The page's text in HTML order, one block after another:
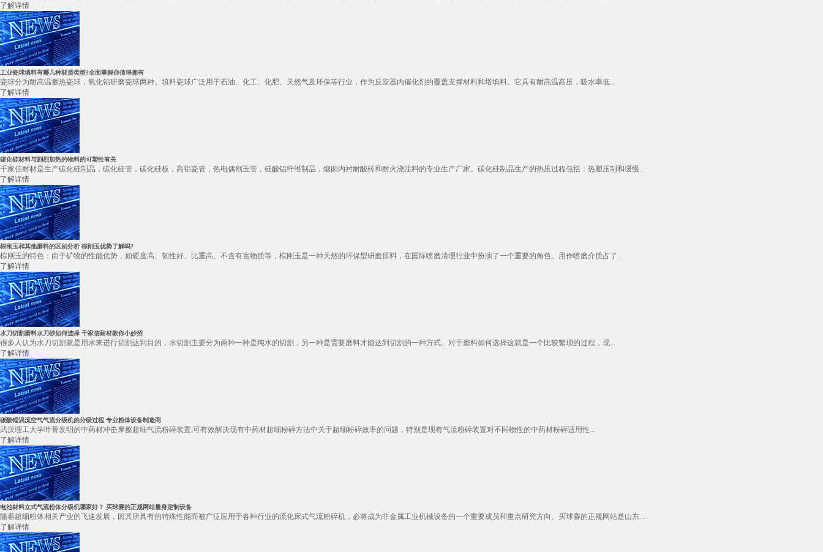
了解详情
工业瓷球填料有哪几种材质类型?全面掌握你值得拥有
瓷球分为耐高温蓄热瓷球，氧化铝研磨瓷球两种。填料瓷球广泛用于石油、化工、化肥、天然气及环保等行业，作为反应器内催化剂的覆盖支撑材料和塔填料。它具有耐高温高压，吸水率低...
了解详情
碳化硅材料与剧烈加热的物料的可塑性有关
千家信耐材是生产碳化硅制品，碳化硅管，碳化硅板，高铝瓷管，热电偶刚玉管，硅酸铝纤维制品，烟囱内衬耐酸砖和耐火浇注料的专业生产厂家。碳化硅制品生产的热压过程包括：热塑压制和缓慢...
了解详情
棕刚玉和其他磨料的区别分析 棕刚玉优势了解吗?
棕刚玉的特色：由于矿物的性能优势，如硬度高、韧性好、比重高、不含有害物质等，棕刚玉是一种天然的环保型研磨原料，在国际喷磨清理行业中扮演了一个重要的角色。用作喷磨介质占了...
了解详情
水刀切割磨料水刀砂如何选择 千家信耐材教你小妙招
很多人认为水刀切割就是用水来进行切割达到目的，水切割主要分为两种一种是纯水的切割，另一种是需要磨料才能达到切割的一种方式。对于磨料如何选择这就是一个比较繁琐的过程，现...
了解详情
碳酸锂涡流空气气流分级机的分级过程 专业粉体设备制造商
武汉理工大学叶菁发明的中药材冲击摩擦超细气流粉碎装置;可有效解决现有中药材超细粉碎方法中关于超细粉碎效率的问题，特别是现有气流粉碎装置对不同物性的中药材粉碎适用性...
了解详情
电池材料立式气流粉体分级机哪家好？ 买球赛的正规网站量身定制设备
随着超细粉体相关产业的飞速发展，因其所具有的特殊性能而被广泛应用于各种行业的流化床式气流粉碎机，必将成为非金属工业机械设备的一个重要成员和重点研究方向。买球赛的正规网站是山东...
了解详情